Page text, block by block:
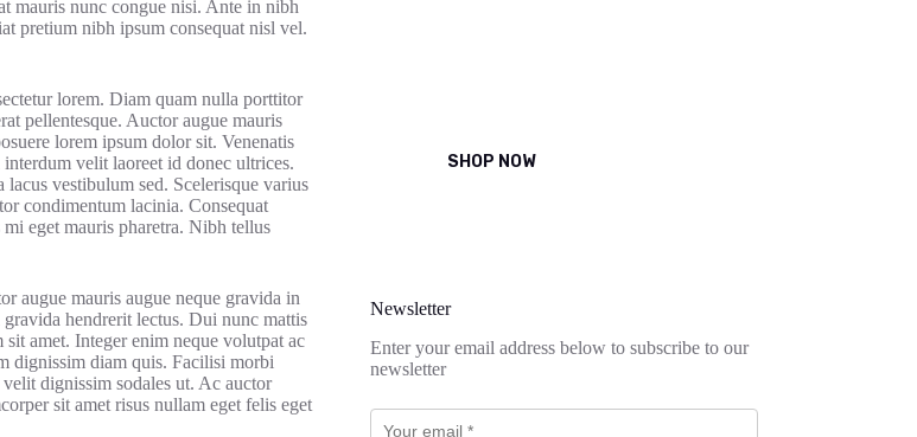
mauris nunc congue nisi. Ante in nibh
pretium nibh ipsum consequat nisl vel.
lorem. Diam quam nulla porttitor
pellentesque. Auctor augue mauris
lorem ipsum dolor sit. Venenatis
velit laoreet id donec ultrices.
vestibulum sed. Scelerisque varius
condimentum lacinia. Consequat
eget mauris pharetra. Nibh tellus
augue mauris augue neque gravida in
hendrerit lectus. Dui nunc mattis
amet. Integer enim neque volutpat ac
dignissim diam quis. Facilisi morbi
dignissim sodales ut. Ac auctor
sit amet risus nullam eget felis eget
SHOP NOW
Newsletter
Enter your email address below to subscribe to our
newsletter